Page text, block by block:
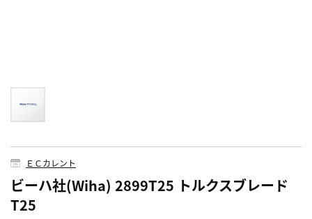
ＥＣカレント
ビーハ社(Wiha) 2899T25 トルクスブレード
T25